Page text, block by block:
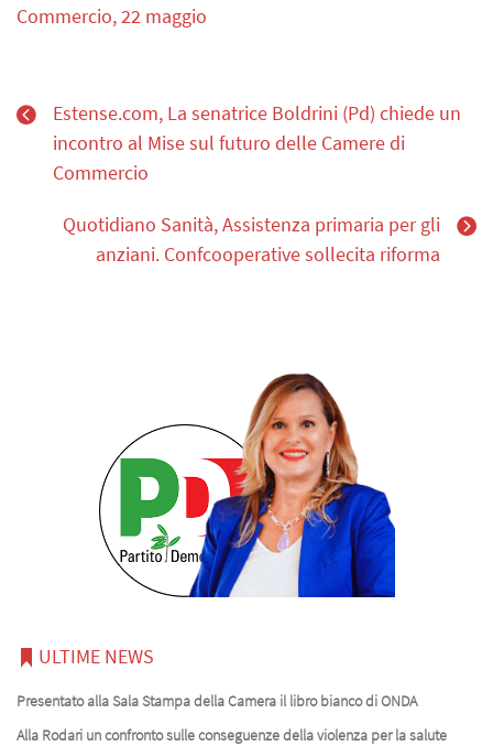
Commercio, 22 maggio
Estense.com, La senatrice Boldrini (Pd) chiede un
incontro al Mise sul futuro delle Camere di
Commercio
Quotidiano Sanità, Assistenza primaria per gli
anziani. Confcooperative sollecita riforma
ULTIME NEWS
Presentato alla Sala Stampa della Camera il libro bianco di ONDA
Alla Rodari un confronto sulle conseguenze della violenza per la salute